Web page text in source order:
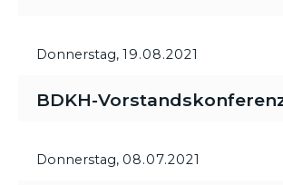
Donnerstag, 19.08.2021
BDKH-
Donnerstag, 08.07.2021